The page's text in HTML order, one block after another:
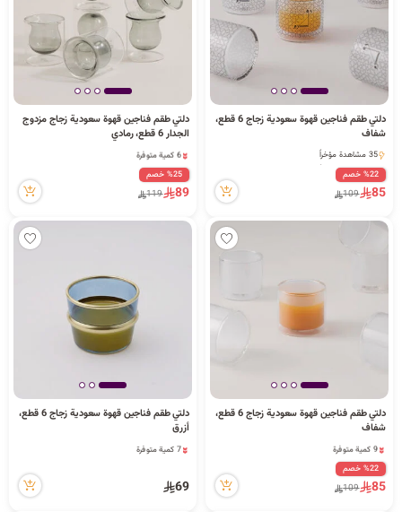
دلتي طقم فناجين قهوة سعودية زجاج 6 قطع،
شفاف
35 مشاهدة مؤخراً
35 مشاهدة مؤخراً%22 خصم
85
109
دلتي طقم فناجين قهوة سعودية زجاج مزدوج
الجدار 6 قطع، رمادي
6 كمية متوفرة
22 مشاهدة مؤخراً
6 كمية متوفرة
22 مشاهدة مؤخراً
%25 خصم
89
119
دلتي طقم فناجين قهوة سعودية زجاج 6 قطع،
شفاف
9 كمية متوفرة
21 مشاهدة مؤخراً
9 كمية متوفرة
21 مشاهدة مؤخراً
%22 خصم
85
109
دلتي طقم فناجين قهوة سعودية زجاج 6 قطع،
أزرق
7 كمية متوفرة
7 كمية متوفرة
69